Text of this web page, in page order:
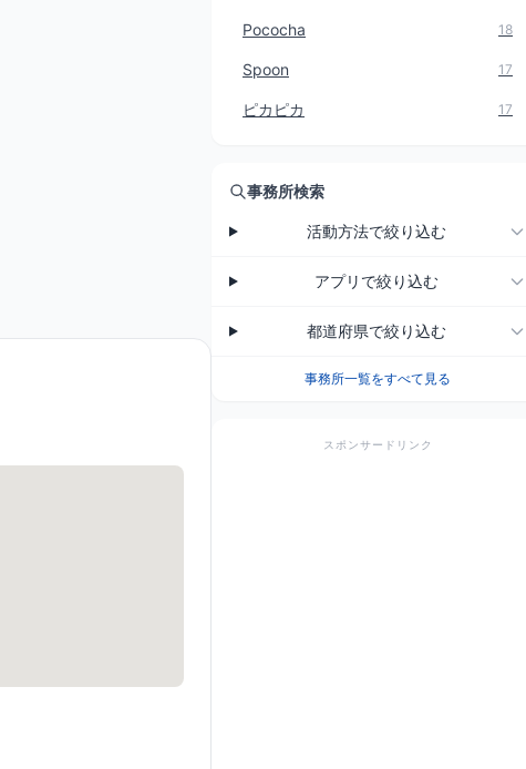
Pococha 18
Spoon 17
ピカピカ 17
事務所検索
活動方法で絞り込む
アプリで絞り込む
都道府県で絞り込む
事務所一覧をすべて見る
スポンサードリンク